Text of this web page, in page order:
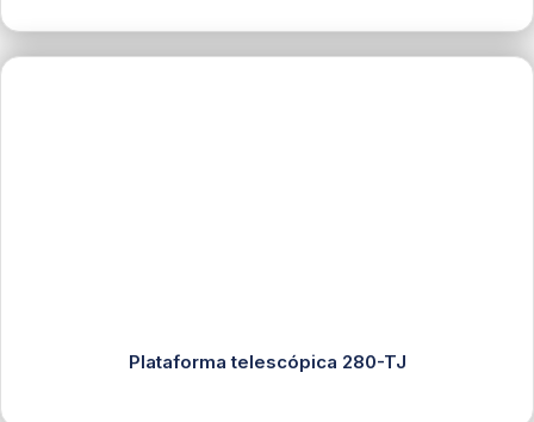
Plataforma telescópica 280-TJ